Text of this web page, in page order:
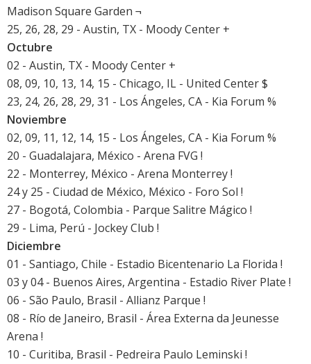
Madison Square Garden ¬
25, 26, 28, 29 - Austin, TX - Moody Center +
Octubre
02 - Austin, TX - Moody Center +
08, 09, 10, 13, 14, 15 - Chicago, IL - United Center $
23, 24, 26, 28, 29, 31 - Los Ángeles, CA - Kia Forum %
Noviembre
02, 09, 11, 12, 14, 15 - Los Ángeles, CA - Kia Forum %
20 - Guadalajara, México - Arena FVG !
22 - Monterrey, México - Arena Monterrey !
24 y 25 - Ciudad de México, México - Foro Sol !
27 - Bogotá, Colombia - Parque Salitre Mágico !
29 - Lima, Perú - Jockey Club !
Diciembre
01 - Santiago, Chile - Estadio Bicentenario La Florida !
03 y 04 - Buenos Aires, Argentina - Estadio River Plate !
06 - São Paulo, Brasil - Allianz Parque !
08 - Río de Janeiro, Brasil - Área Externa da Jeunesse
Arena !
10 - Curitiba, Brasil - Pedreira Paulo Leminski !